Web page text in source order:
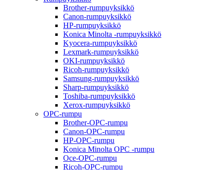
Brother-rumpuyksikkö
Canon-rumpuyksikkö
HP-rumpuyksikkö
Konica Minolta -rumpuyksikkö
Kyocera-rumpuyksikkö
Lexmark-rumpuyksikkö
OKI-rumpuyksikkö
Ricoh-rumpuyksikkö
Samsung-rumpuyksikkö
Sharp-rumpuyksikkö
Toshiba-rumpuyksikkö
Xerox-rumpuyksikkö
OPC-rumpu
Brother-OPC-rumpu
Canon-OPC-rumpu
HP-OPC-rumpu
Konica Minolta OPC -rumpu
Oce-OPC-rumpu
Ricoh-OPC-rumpu